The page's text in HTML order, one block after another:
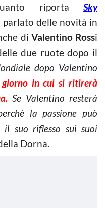
riporta Sky
parlato delle novità in
di Valentino Rossi
due ruote dopo il
dopo Valentino
in cui si ritirerà
Se Valentino resterà
la passione può
suo riflesso sui suoi
Dorna.